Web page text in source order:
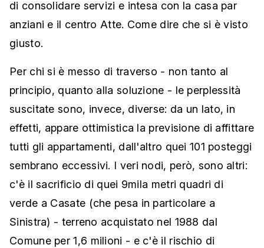
di consolidare servizi e intesa con la casa par
anziani e il centro Atte. Come dire che si è visto
giusto.
Per chi si è messo di traverso - non tanto al
principio, quanto alla soluzione - le perplessità
suscitate sono, invece, diverse: da un lato, in
effetti, appare ottimistica la previsione di affittare
tutti gli appartamenti, dall'altro quei 101 posteggi
sembrano eccessivi. I veri nodi, però, sono altri:
c'è il sacrificio di quei 9mila metri quadri di
verde a Casate (che pesa in particolare a
Sinistra) - terreno acquistato nel 1988 dal
Comune per 1,6 milioni - e c'è il rischio di